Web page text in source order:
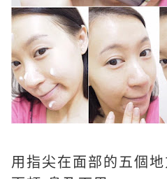
用指尖在面部的五個